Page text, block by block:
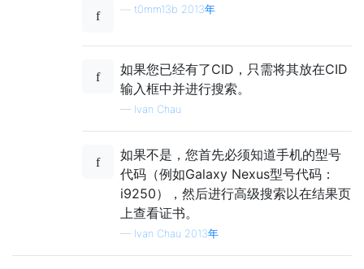
t0mm13b 2013年
如果您已经有了CID，只需将其放在CID
输入框中并进行搜索。
— Ivan Chau
如果不是，您首先必须知道手机的型号
代码（例如Galaxy Nexus型号代码：
i9250），然后进行高级搜索以在结果页
上查看证书。
— Ivan Chau 2013年